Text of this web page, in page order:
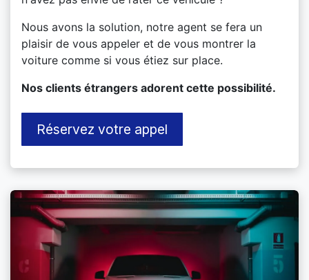
Nous avons la solution, notre agent se fera un
plaisir de vous appeler et de vous montrer la
voiture comme si vous étiez sur place.
​Nos clients étrangers adorent cette possibilité.
Réservez votre appel